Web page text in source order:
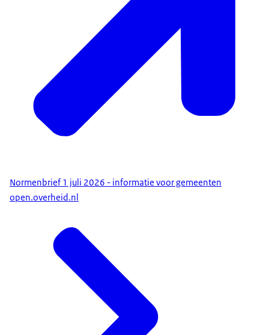
Normenbrief 1 juli 2026 - informatie voor gemeenten
open.overheid.nl